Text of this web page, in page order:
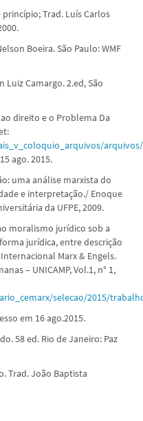
princípio; Trad. Luís Carlos
Boeira. São Paulo: WMF
Camargo. 2.ed, São
ao direito e o Problema Da
ago. 2015.
uma análise marxista do
e interpretação./ Enoque
da UFPE, 2009.
moralismo jurídico sob a
jurídica, entre descrição
Marx & Engels.
– UNICAMP, Vol.1, n° 1,
selecao/2015/
em 16 ago.2015.
58 ed. Rio de Janeiro: Paz
Trad. João Baptista